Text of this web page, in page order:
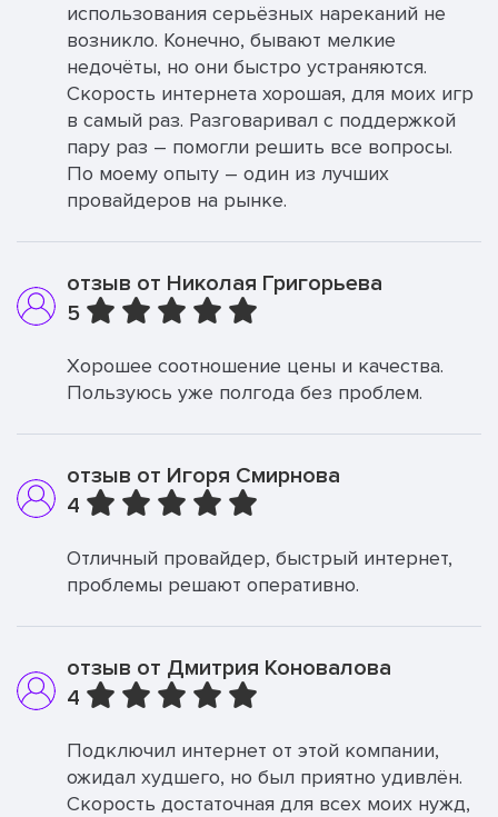
использования серьёзных нареканий не
возникло. Конечно, бывают мелкие
недочёты, но они быстро устраняются.
Скорость интернета хорошая, для моих игр
в самый раз. Разговаривал с поддержкой
пару раз – помогли решить все вопросы.
По моему опыту – один из лучших
провайдеров на рынке.
отзыв от Николая Григорьева
5
Хорошее соотношение цены и качества.
Пользуюсь уже полгода без проблем.
отзыв от Игоря Смирнова
4
Отличный провайдер, быстрый интернет,
проблемы решают оперативно.
отзыв от Дмитрия Коновалова
4
Подключил интернет от этой компании,
ожидал худшего, но был приятно удивлён.
Скорость достаточная для всех моих нужд,